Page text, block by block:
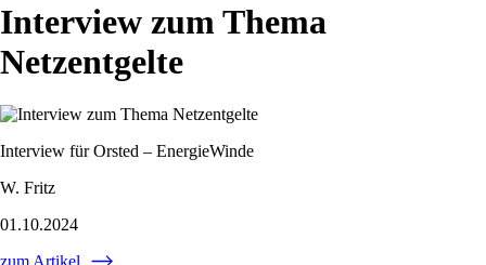
Interview zum Thema
Netzentgelte
Interview für Orsted – EnergieWinde
W. Fritz
01.10.2024